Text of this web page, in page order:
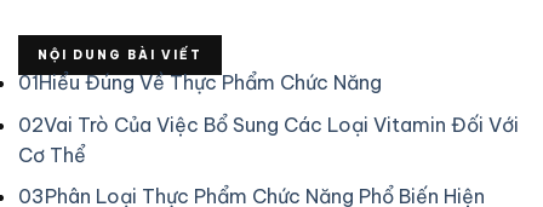
NỘI DUNG BÀI VIẾT
01Hiểu Đúng Về Thực Phẩm Chức Năng
02Vai Trò Của Việc Bổ Sung Các Loại Vitamin Đối Với
Cơ Thể
03Phân Loại Thực Phẩm Chức Năng Phổ Biến Hiện